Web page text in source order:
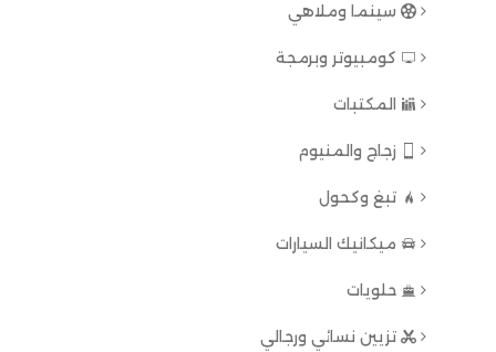
سينما وملاهي
كومبيوتر وبرمجة
المكتبات
زجاج والمنيوم
تبغ وكحول
ميكانيك السيارات
حلويات
تزيين نسائي ورجالي